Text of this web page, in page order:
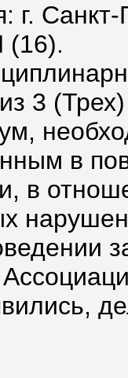
г.
(16).
3
в
в